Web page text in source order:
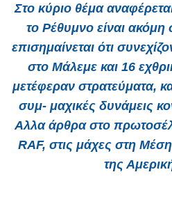
Στο κύριο θέμα
το Ρέθυμνο είναι
επισημαίνεται ότι
στο Μάλεμε και 16
μετέφεραν στρατεύματα,
συμ- μαχικές δυνάμεις
Αλλα άρθρα στο
RAF, στις μάχες στη
της